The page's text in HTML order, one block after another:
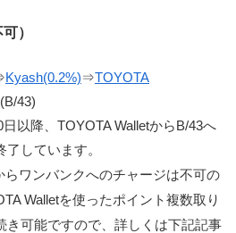
）
Kyash(0.2%)⇒TOYOTA
43)
以降、TOYOTA WalletからB/43へ
しています。
らワンバンクへのチャージは不可の
Walletを使ったポイント複数取り
き可能ですので、詳しくは下記記事